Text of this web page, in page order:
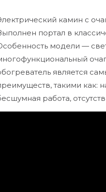
камин с
портал в
модели —
является
такими как:
работа,